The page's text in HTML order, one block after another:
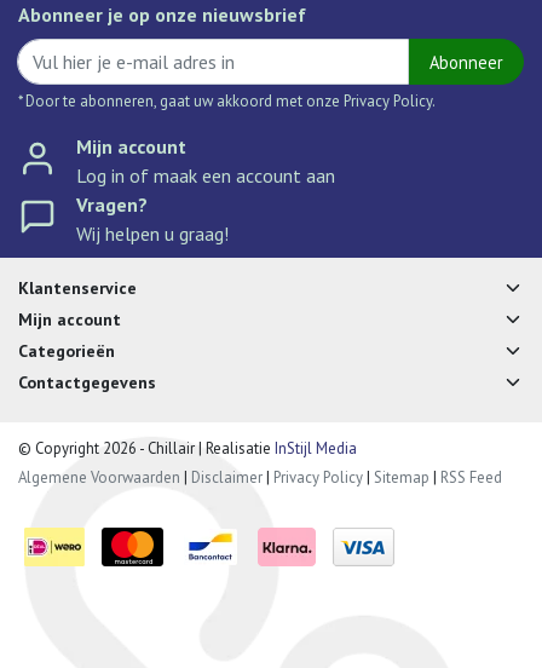
Abonneer je op onze nieuwsbrief
Abonneer
* Door te abonneren, gaat uw akkoord met onze Privacy Policy.
Mijn account
Log in of maak een account aan
Vragen?
Wij helpen u graag!
Klantenservice
Mijn account
Categorieën
Contactgegevens
© Copyright 2026 - Chillair | Realisatie InStijl Media
Algemene Voorwaarden | Disclaimer| Privacy Policy| Sitemap | RSS Feed